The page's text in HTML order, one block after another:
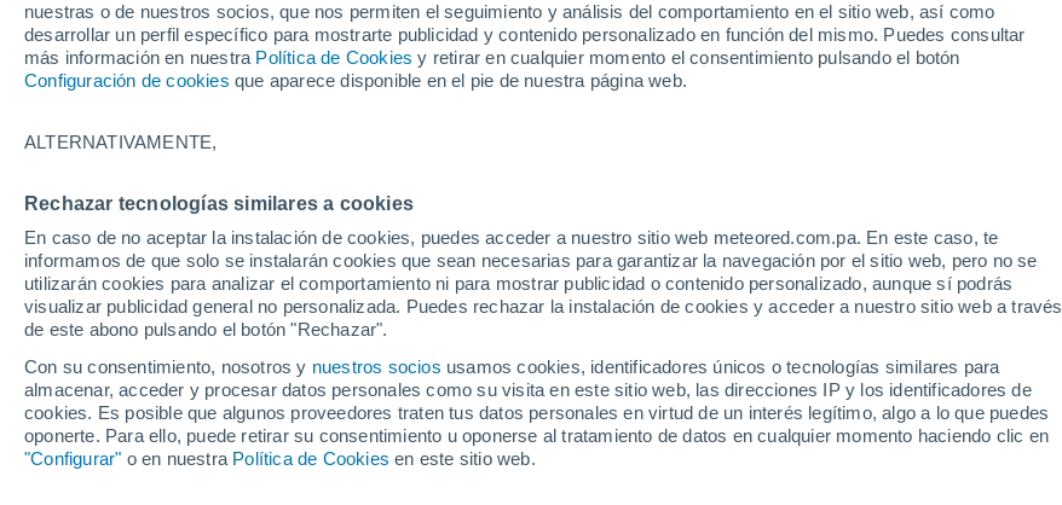
nuestras o de nuestros socios, que nos permiten el seguimiento y análisis del comportamiento en el sitio web, así como
desarrollar un perfil específico para mostrarte publicidad y contenido personalizado en función del mismo. Puedes consultar
más información en nuestra Política de Cookies y retirar en cualquier momento el consentimiento pulsando el botón
Configuración de cookies que aparece disponible en el pie de nuestra página web.
ALTERNATIVAMENTE,
Rechazar tecnologías similares a cookies
En caso de no aceptar la instalación de cookies, puedes acceder a nuestro sitio web meteored.com.pa. En este caso, te
informamos de que solo se instalarán cookies que sean necesarias para garantizar la navegación por el sitio web, pero no se
utilizarán cookies para analizar el comportamiento ni para mostrar publicidad o contenido personalizado, aunque sí podrás
visualizar publicidad general no personalizada. Puedes rechazar la instalación de cookies y acceder a nuestro sitio web a través
de este abono pulsando el botón "Rechazar".
Con su consentimiento, nosotros y nuestros socios usamos cookies, identificadores únicos o tecnologías similares para
almacenar, acceder y procesar datos personales como su visita en este sitio web, las direcciones IP y los identificadores de
cookies. Es posible que algunos proveedores traten tus datos personales en virtud de un interés legítimo, algo a lo que puedes
oponerte. Para ello, puede retirar su consentimiento u oponerse al tratamiento de datos en cualquier momento haciendo clic en
"Configurar" o en nuestra Política de Cookies en este sitio web.
Hoy, 7 agosto Todo el día Símbolo